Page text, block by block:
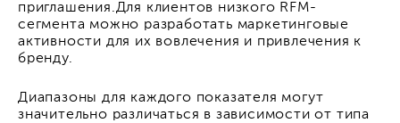
приглашения.Для клиентов низкого RFM-
сегмента можно разработать маркетинговые
активности для их вовлечения и привлечения к
бренду.
Диапазоны для каждого показателя могут
значительно различаться в зависимости от типа